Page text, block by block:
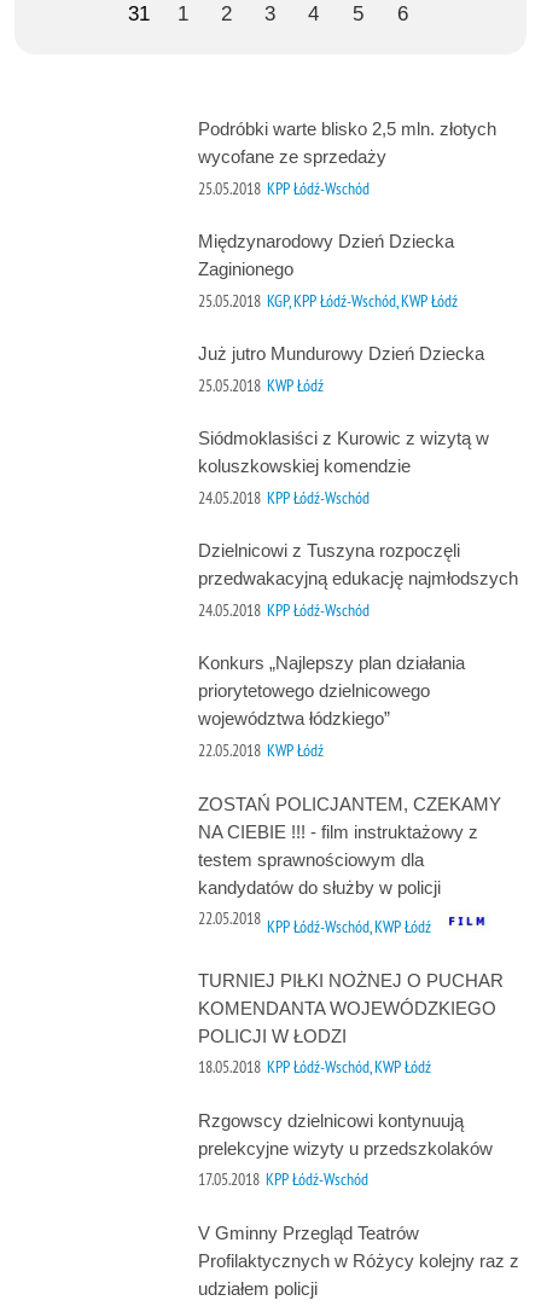
31
1 2 3 4 5 6
Podróbki warte blisko 2,5 mln. złotych
wycofane ze sprzedaży
25.05.2018 KPP Łódź-Wschód
Międzynarodowy Dzień Dziecka
Zaginionego
25.05.2018 KGP, KPP Łódź-Wschód, KWP Łódź
Już jutro Mundurowy Dzień Dziecka
25.05.2018 KWP Łódź
Siódmoklasiści z Kurowic z wizytą w
koluszkowskiej komendzie
24.05.2018 KPP Łódź-Wschód
Dzielnicowi z Tuszyna rozpoczęli
przedwakacyjną edukację najmłodszych
24.05.2018 KPP Łódź-Wschód
Konkurs „Najlepszy plan działania
priorytetowego dzielnicowego
województwa łódzkiego”
22.05.2018 KWP Łódź
ZOSTAŃ POLICJANTEM, CZEKAMY
NA CIEBIE !!! - film instruktażowy z
testem sprawnościowym dla
kandydatów do służby w policji
22.05.2018 KPP Łódź-Wschód, KWP Łódź
TURNIEJ PIŁKI NOŻNEJ O PUCHAR
KOMENDANTA WOJEWÓDZKIEGO
POLICJI W ŁODZI
18.05.2018 KPP Łódź-Wschód, KWP Łódź
Rzgowscy dzielnicowi kontynuują
prelekcyjne wizyty u przedszkolaków
17.05.2018 KPP Łódź-Wschód
V Gminny Przegląd Teatrów
Profilaktycznych w Różycy kolejny raz z
udziałem policji